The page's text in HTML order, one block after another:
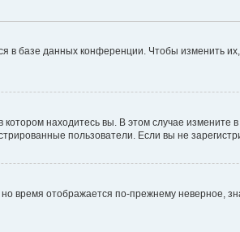
в базе данных конференции. Чтобы изменить
находитесь вы. В этом случае измените
пользователи. Если вы не
время отображается по-прежнему неверное,